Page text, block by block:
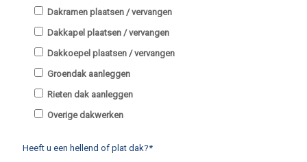
Dakramen plaatsen / vervangen
Dakkapel plaatsen / vervangen
Dakkoepel plaatsen / vervangen
Groendak aanleggen
Rieten dak aanleggen
Overige dakwerken
Heeft u een hellend of plat dak?*